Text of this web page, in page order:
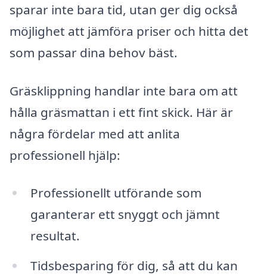
sparar inte bara tid, utan ger dig också
möjlighet att jämföra priser och hitta det
som passar dina behov bäst.
Gräsklippning handlar inte bara om att
hålla gräsmattan i ett fint skick. Här är
några fördelar med att anlita
professionell hjälp:
Professionellt utförande som
garanterar ett snyggt och jämnt
resultat.
Tidsbesparing för dig, så att du kan